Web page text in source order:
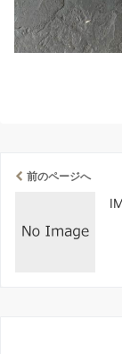
前のページへ